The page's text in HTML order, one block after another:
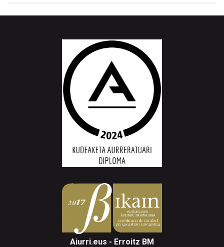
Aiurri.eus - Erroitz BM